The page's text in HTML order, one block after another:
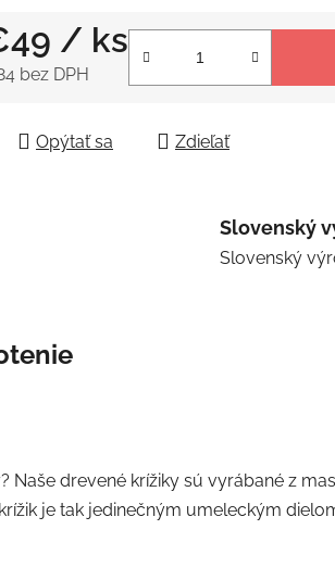
/ ks
bez DPH
Opýtať sa Zdieľať
Slovenský
Slovenský
drevené krížiky sú vyrábané z
je tak jedinečným umeleckým